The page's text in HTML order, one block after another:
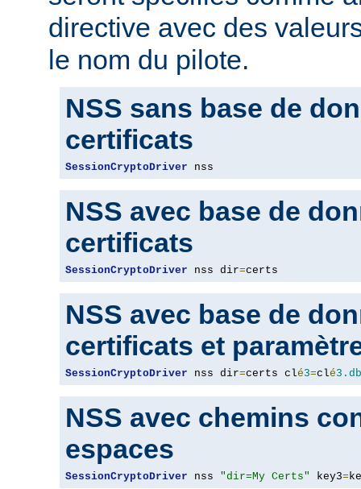
directive avec des
le nom du pilote.
NSS sans base de
certificats
SessionCryptoDriver nss
NSS avec base de
certificats
SessionCryptoDriver nss dir=certs
NSS avec base de
certificats et
SessionCryptoDriver nss dir=certs clé3=clé3.db
NSS avec chemins
espaces
SessionCryptoDriver nss "dir=My Certs" key3=